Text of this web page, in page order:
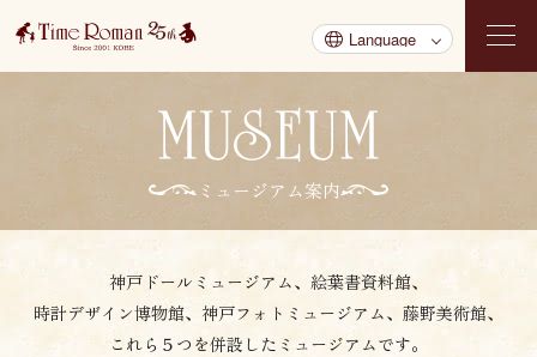
ミュージアム案内
神戸ドールミュージアム、絵葉書資料館、
時計デザイン博物館、 神戸フォトミュージアム、藤野美術館、
これら５つを併設したミュージアムです。